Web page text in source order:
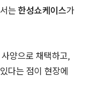
는 한성쇼케이스가
양으로 채택하고,
다는 점이 현장에